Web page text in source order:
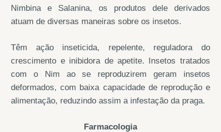
Nimbina e Salanina, os produtos dele derivados
atuam de diversas maneiras sobre os insetos.
Têm ação inseticida, repelente, reguladora do
crescimento e inibidora de apetite. Insetos tratados
com o Nim ao se reproduzirem geram insetos
deformados, com baixa capacidade de reprodução e
alimentação, reduzindo assim a infestação da praga.
Farmacologia